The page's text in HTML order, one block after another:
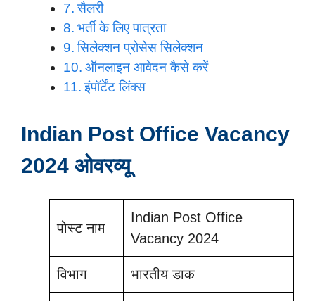
सैलरी
भर्ती के लिए पात्रता
सिलेक्शन प्रोसेस सिलेक्शन
ऑनलाइन आवेदन कैसे करें
इंपॉर्टेंट लिंक्स
Indian Post Office Vacancy
2024 ओवरव्यू
पोस्ट नाम
Indian Post Office
Vacancy 2024
विभाग भारतीय डाक